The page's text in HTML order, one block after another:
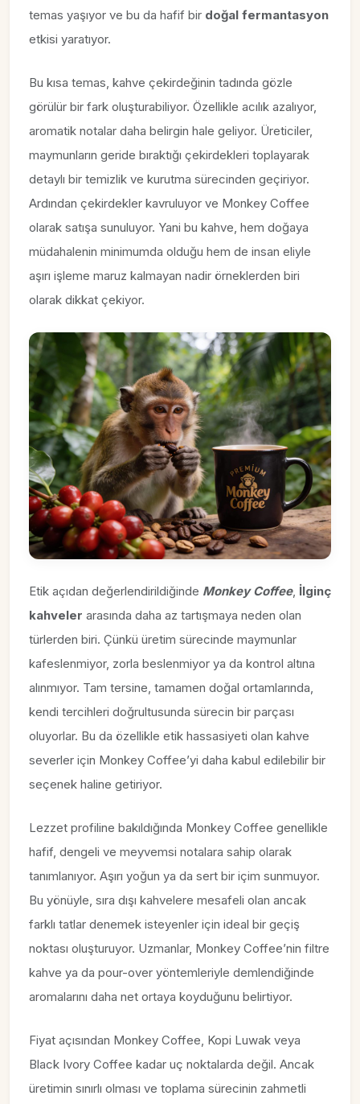
temas yaşıyor ve bu da hafif bir doğal fermantasyon
etkisi yaratıyor.
Bu kısa temas, kahve çekirdeğinin tadında gözle
görülür bir fark oluşturabiliyor. Özellikle acılık azalıyor,
aromatik notalar daha belirgin hale geliyor. Üreticiler,
maymunların geride bıraktığı çekirdekleri toplayarak
detaylı bir temizlik ve kurutma sürecinden geçiriyor.
Ardından çekirdekler kavruluyor ve Monkey Coffee
olarak satışa sunuluyor. Yani bu kahve, hem doğaya
müdahalenin minimumda olduğu hem de insan eliyle
aşırı işleme maruz kalmayan nadir örneklerden biri
olarak dikkat çekiyor.
Etik açıdan değerlendirildiğinde Monkey Coffee, İlginç
kahveler arasında daha az tartışmaya neden olan
türlerden biri. Çünkü üretim sürecinde maymunlar
kafeslenmiyor, zorla beslenmiyor ya da kontrol altına
alınmıyor. Tam tersine, tamamen doğal ortamlarında,
kendi tercihleri doğrultusunda sürecin bir parçası
oluyorlar. Bu da özellikle etik hassasiyeti olan kahve
severler için Monkey Coffee’yi daha kabul edilebilir bir
seçenek haline getiriyor.
Lezzet profiline bakıldığında Monkey Coffee genellikle
hafif, dengeli ve meyvemsi notalara sahip olarak
tanımlanıyor. Aşırı yoğun ya da sert bir içim sunmuyor.
Bu yönüyle, sıra dışı kahvelere mesafeli olan ancak
farklı tatlar denemek isteyenler için ideal bir geçiş
noktası oluşturuyor. Uzmanlar, Monkey Coffee’nin filtre
kahve ya da pour-over yöntemleriyle demlendiğinde
aromalarını daha net ortaya koyduğunu belirtiyor.
Fiyat açısından Monkey Coffee, Kopi Luwak veya
Black Ivory Coffee kadar uç noktalarda değil. Ancak
üretimin sınırlı olması ve toplama sürecinin zahmetli